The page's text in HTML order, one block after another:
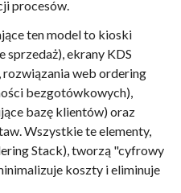
procesów.
ten model to kioski
sprzedaż), ekrany KDS
web ordering
bezgotówkowych),
bazę klientów) oraz
Wszystkie te elementy,
Stack), tworzą "cyfrowy
koszty i eliminuje